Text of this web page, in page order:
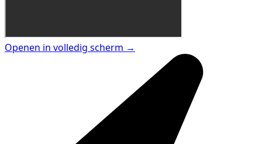
Openen in volledig scherm →